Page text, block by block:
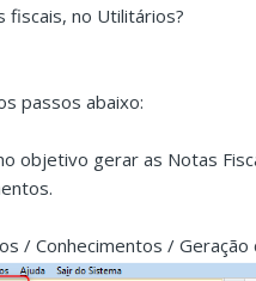
fiscais, no Utilitários?
passos abaixo:
objetivo gerar as Notas
/ Conhecimentos / Geração